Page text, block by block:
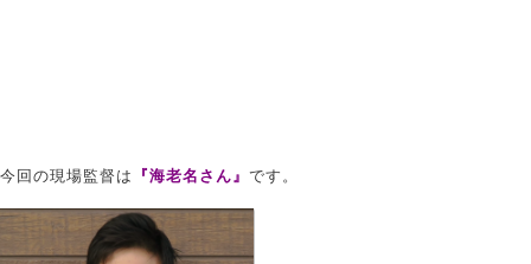
今回の現場監督は 『海老名さん』 です。